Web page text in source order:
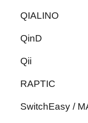
QIALINO
QinD
Qii
RAPTIC
SwitchEasy /